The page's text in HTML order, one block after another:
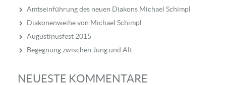
Amtseinführung des neuen Diakons Michael Schimpl
Diakonenweihe von Michael Schimpl
Augustinusfest 2015
Begegnung zwischen Jung und Alt
NEUESTE KOMMENTARE